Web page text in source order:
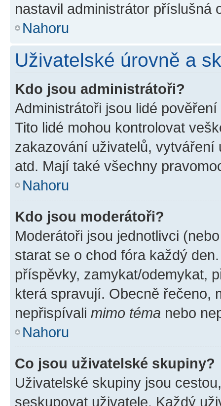
nastavil administrátor příslušná
Nahoru
Uživatelské úrovně a
Kdo jsou administrátoři?
Administrátoři jsou lidé
Tito lidé mohou kontrolovat
zakazování uživatelů,
atd. Mají také všechny
Nahoru
Kdo jsou moderátoři?
Moderátoři jsou jednotlivci
starat se o chod fóra každý
příspěvky, zamykat/odemykat,
která spravují. Obecně řečeno,
nepřispívali mimo téma nebo
Nahoru
Co jsou uživatelské skupiny?
Uživatelské skupiny jsou
seskupovat uživatele. Každý